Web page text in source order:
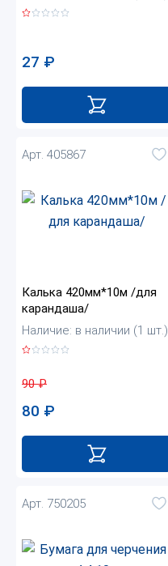
27 ₽
Арт. 405867
Калька 420мм*10м /для
карандаша/
Наличие: в наличии (1 шт.)
90₽
80 ₽
Арт. 750205